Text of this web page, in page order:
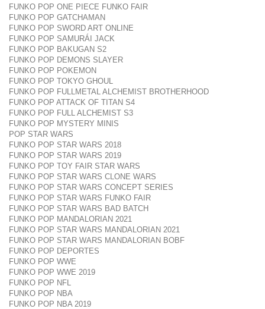
FUNKO POP ONE PIECE FUNKO FAIR
FUNKO POP GATCHAMAN
FUNKO POP SWORD ART ONLINE
FUNKO POP SAMURÁI JACK
FUNKO POP BAKUGAN S2
FUNKO POP DEMONS SLAYER
FUNKO POP POKEMON
FUNKO POP TOKYO GHOUL
FUNKO POP FULLMETAL ALCHEMIST BROTHERHOOD
FUNKO POP ATTACK OF TITAN S4
FUNKO POP FULL ALCHEMIST S3
FUNKO POP MYSTERY MINIS
POP STAR WARS
FUNKO POP STAR WARS 2018
FUNKO POP STAR WARS 2019
FUNKO POP TOY FAIR STAR WARS
FUNKO POP STAR WARS CLONE WARS
FUNKO POP STAR WARS CONCEPT SERIES
FUNKO POP STAR WARS FUNKO FAIR
FUNKO POP STAR WARS BAD BATCH
FUNKO POP MANDALORIAN 2021
FUNKO POP STAR WARS MANDALORIAN 2021
FUNKO POP STAR WARS MANDALORIAN BOBF
FUNKO POP DEPORTES
FUNKO POP WWE
FUNKO POP WWE 2019
FUNKO POP NFL
FUNKO POP NBA
FUNKO POP NBA 2019